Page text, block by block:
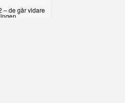
– de går vidare